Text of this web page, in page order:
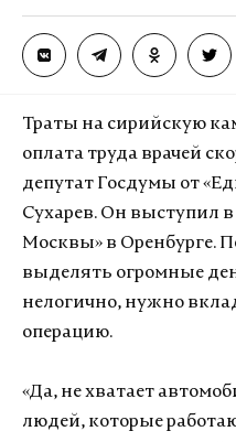
Траты на сирийскую
оплата труда врачей
депутат Госдумы от
Сухарев. Он выступил
Москвы» в Оренбурге.
выделять огромные
нелогично, нужно
операцию.
«Да, не хватает
людей, которые